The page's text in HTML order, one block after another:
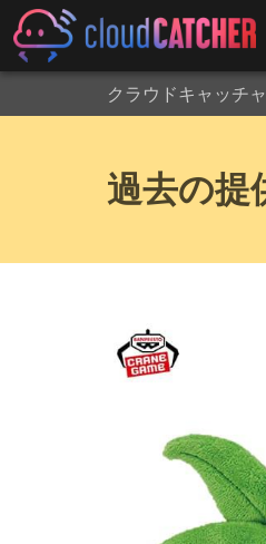
クラウドキャッチ
過去の提